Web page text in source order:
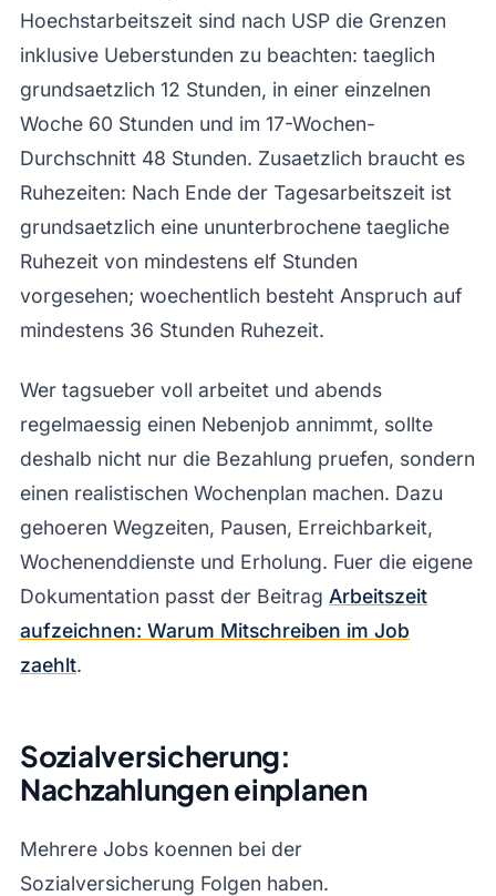
Hoechstarbeitszeit sind nach USP die Grenzen
inklusive Ueberstunden zu beachten: taeglich
grundsaetzlich 12 Stunden, in einer einzelnen
Woche 60 Stunden und im 17-Wochen-
Durchschnitt 48 Stunden. Zusaetzlich braucht es
Ruhezeiten: Nach Ende der Tagesarbeitszeit ist
grundsaetzlich eine ununterbrochene taegliche
Ruhezeit von mindestens elf Stunden
vorgesehen; woechentlich besteht Anspruch auf
mindestens 36 Stunden Ruhezeit.
Wer tagsueber voll arbeitet und abends
regelmaessig einen Nebenjob annimmt, sollte
deshalb nicht nur die Bezahlung pruefen, sondern
einen realistischen Wochenplan machen. Dazu
gehoeren Wegzeiten, Pausen, Erreichbarkeit,
Wochenenddienste und Erholung. Fuer die eigene
Dokumentation passt der Beitrag Arbeitszeit
aufzeichnen: Warum Mitschreiben im Job
zaehlt.
Sozialversicherung:
Nachzahlungen einplanen
Mehrere Jobs koennen bei der
Sozialversicherung Folgen haben.